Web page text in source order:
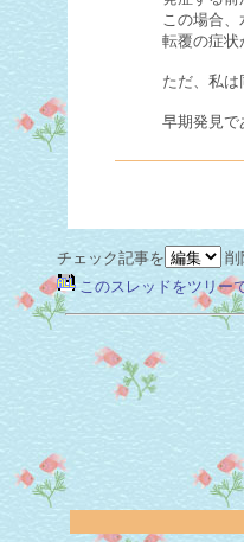
この場合
転覆の症状
ただ、私
早期発見で
チェック記事を
削
このスレッドをツリー